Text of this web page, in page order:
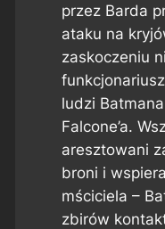
przez Barda
ataku na
zaskoczeniu
ludzi
Falcone’a.
aresztowani
broni i
mściciela –
zbirów